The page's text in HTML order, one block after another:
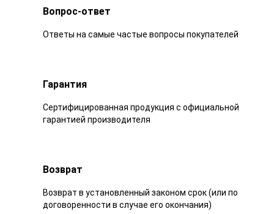
Вопрос-ответ
Ответы на самые частые вопросы покупателей
Гарантия
Сертифицированная продукция с официальной
гарантией производителя
Возврат
Возврат в установленный законом срок (или по
договоренности в случае его окончания)